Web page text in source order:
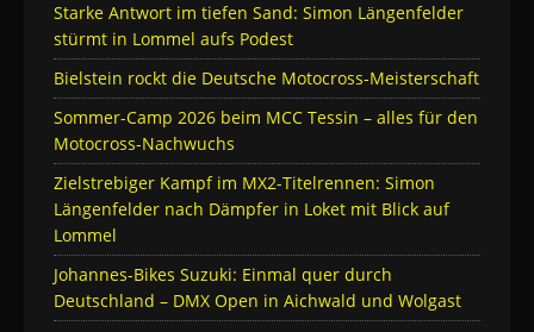
Starke Antwort im tiefen Sand: Simon Längenfelder
stürmt in Lommel aufs Podest
Bielstein rockt die Deutsche Motocross-Meisterschaft
Sommer-Camp 2026 beim MCC Tessin – alles für den
Motocross-Nachwuchs
Zielstrebiger Kampf im MX2-Titelrennen: Simon
Längenfelder nach Dämpfer in Loket mit Blick auf
Lommel
Johannes-Bikes Suzuki: Einmal quer durch
Deutschland – DMX Open in Aichwald und Wolgast